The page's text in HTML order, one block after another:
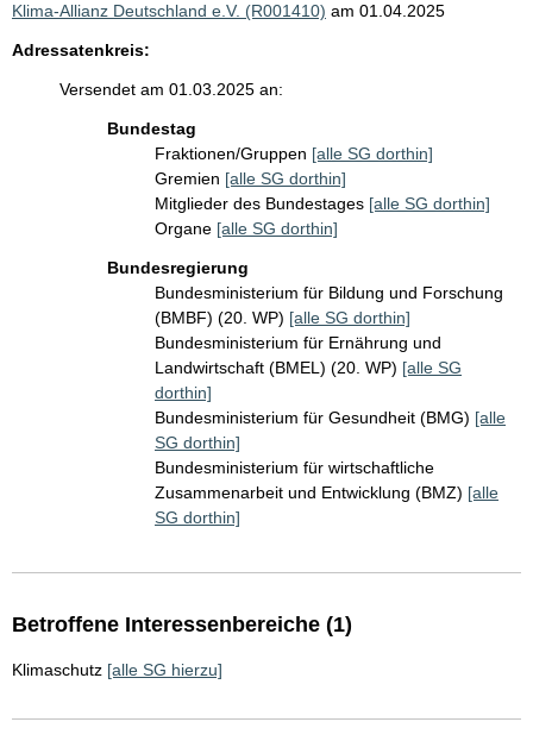
Klima-Allianz Deutschland e.V. (R001410) am 01.04.2025
Adressatenkreis:
Versendet am 01.03.2025 an:
Bundestag
Fraktionen/Gruppen [alle SG dorthin]
Gremien [alle SG dorthin]
Mitglieder des Bundestages [alle SG dorthin]
Organe [alle SG dorthin]
Bundesregierung
Bundesministerium für Bildung und Forschung
(BMBF) (20. WP) [alle SG dorthin]
Bundesministerium für Ernährung und
Landwirtschaft (BMEL) (20. WP) [alle SG
dorthin]
Bundesministerium für Gesundheit (BMG) [alle
SG dorthin]
Bundesministerium für wirtschaftliche
Zusammenarbeit und Entwicklung (BMZ) [alle
SG dorthin]
Betroffene Interessenbereiche (1)
Klimaschutz [alle SG hierzu]